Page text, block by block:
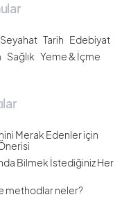
Seyahat Tarih Edebiyat
Sağlık Yeme & İçme
Merak Edenler için
Bilmek İstediğiniz Her
methodlar neler?